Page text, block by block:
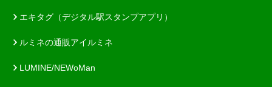
エキタグ（デジタル駅スタンプアプリ）
ルミネの通販アイルミネ
LUMINE/NEWoMan